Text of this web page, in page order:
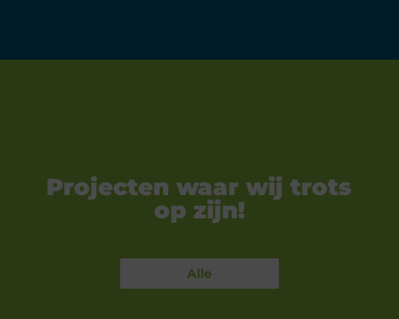
Projecten waar wij trots
op zijn!
Alle